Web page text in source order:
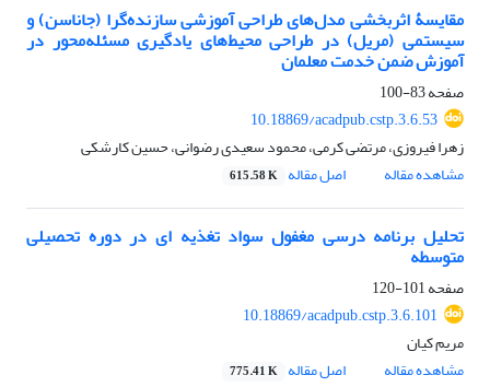
مقایسۀ اثربخشی مدل‌های طراحی آموزشی سازنده‌گرا (جاناسن) و
سیستمی (مریل) در طراحی محیط‌های یادگیری مسئله‌محور در
آموزش ضمن خدمت معلمان
صفحه83-100
‎10.18869/acadpub.cstp.3.6.53
زهرا فیروزی، مرتضی کرمی، محمود سعیدی رضوانی، حسین کارشکی
مشاهده مقاله
اصل مقاله 615.58 K
تحلیل برنامه درسی مغفول سواد تغذیه ای در دوره تحصیلی
متوسطه
صفحه101-120
‎10.18869/acadpub.cstp.3.6.101
مریم کیان
مشاهده مقاله
اصل مقاله 775.41 K